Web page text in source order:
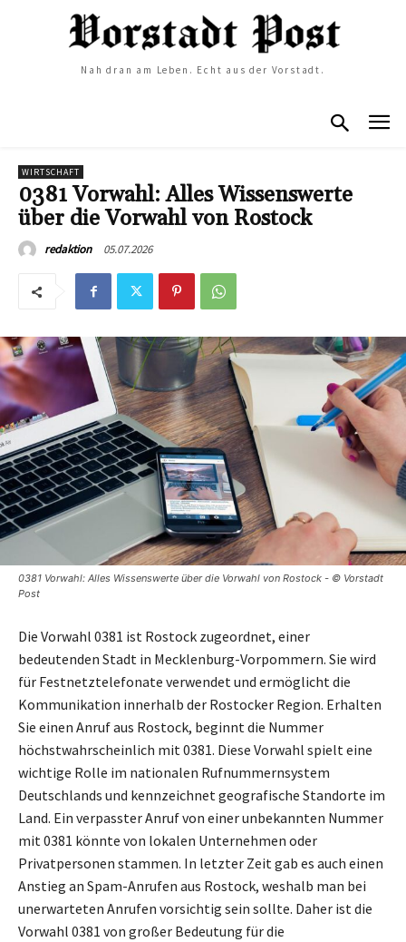
Nah dran am Leben. Echt aus der Vorstadt.
WIRTSCHAFT
0381 Vorwahl: Alles Wissenswerte
über die Vorwahl von Rostock
redaktion 05.07.2026
0381 Vorwahl: Alles Wissenswerte über die Vorwahl von Rostock - © Vorstadt
Post
Die Vorwahl 0381 ist Rostock zugeordnet, einer
bedeutenden Stadt in Mecklenburg-Vorpommern. Sie wird
für Festnetztelefonate verwendet und ermöglicht die
Kommunikation innerhalb der Rostocker Region. Erhalten
Sie einen Anruf aus Rostock, beginnt die Nummer
höchstwahrscheinlich mit 0381. Diese Vorwahl spielt eine
wichtige Rolle im nationalen Rufnummernsystem
Deutschlands und kennzeichnet geografische Standorte im
Land. Ein verpasster Anruf von einer unbekannten Nummer
mit 0381 könnte von lokalen Unternehmen oder
Privatpersonen stammen. In letzter Zeit gab es auch einen
Anstieg an Spam-Anrufen aus Rostock, weshalb man bei
unerwarteten Anrufen vorsichtig sein sollte. Daher ist die
Vorwahl 0381 von großer Bedeutung für die